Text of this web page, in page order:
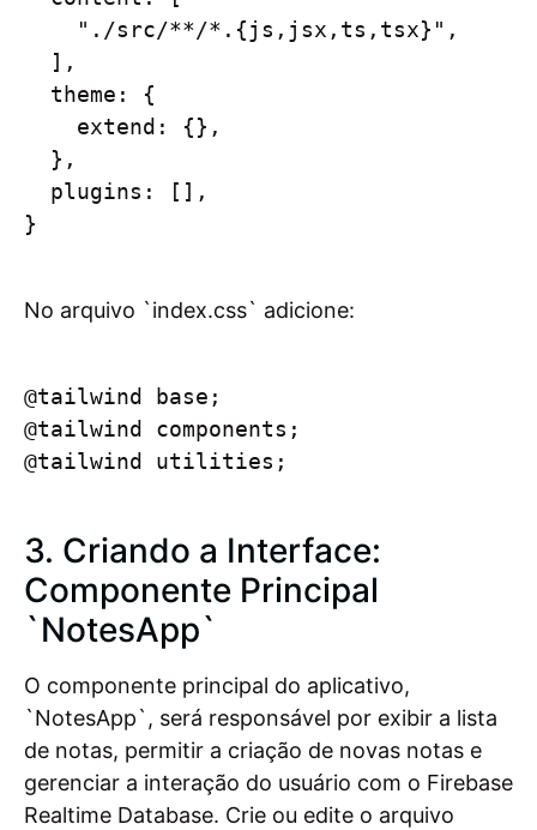
}
No arquivo `index.css` adicione:
@tailwind base;
@tailwind components;
@tailwind utilities;
3. Criando a Interface:
Componente Principal
`NotesApp`
O componente principal do aplicativo,
`NotesApp`, será responsável por exibir a lista
de notas, permitir a criação de novas notas e
gerenciar a interação do usuário com o Firebase
Realtime Database. Crie ou edite o arquivo